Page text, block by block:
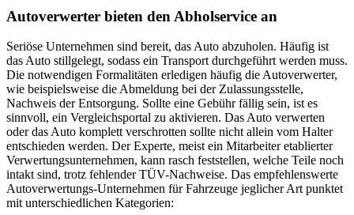
Autoverwerter bieten den Abholservice an
Seriöse Unternehmen sind bereit, das Auto abzuholen. Häufig ist
das Auto stillgelegt, sodass ein Transport durchgeführt werden muss.
Die notwendigen Formalitäten erledigen häufig die Autoverwerter,
wie beispielsweise die Abmeldung bei der Zulassungsstelle,
Nachweis der Entsorgung. Sollte eine Gebühr fällig sein, ist es
sinnvoll, ein Vergleichsportal zu aktivieren. Das Auto verwerten
oder das Auto komplett verschrotten sollte nicht allein vom Halter
entschieden werden. Der Experte, meist ein Mitarbeiter etablierter
Verwertungsunternehmen, kann rasch feststellen, welche Teile noch
intakt sind, trotz fehlender TÜV-Nachweise. Das empfehlenswerte
Autoverwertungs-Unternehmen für Fahrzeuge jeglicher Art punktet
mit unterschiedlichen Kategorien: